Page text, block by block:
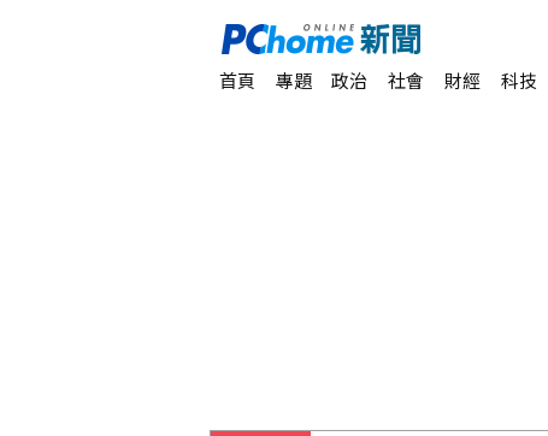
首頁 專題 政治 社會 財經 科技